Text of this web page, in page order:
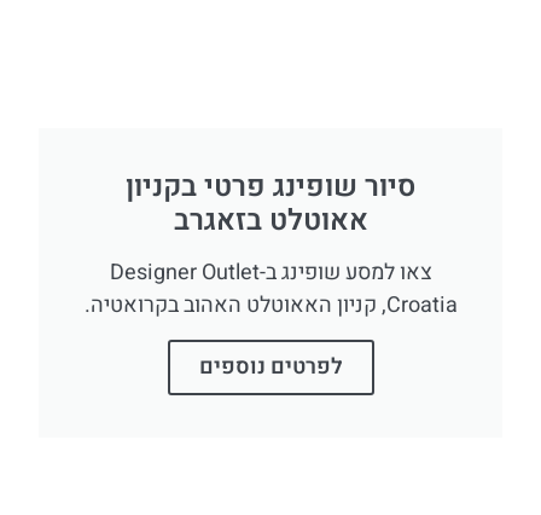
סיור שופינג פרטי בקניון
אאוטלט בזאגרב
צאו למסע שופינג ב-Designer Outlet
Croatia, קניון האאוטלט האהוב בקרואטיה.
לפרטים נוספים